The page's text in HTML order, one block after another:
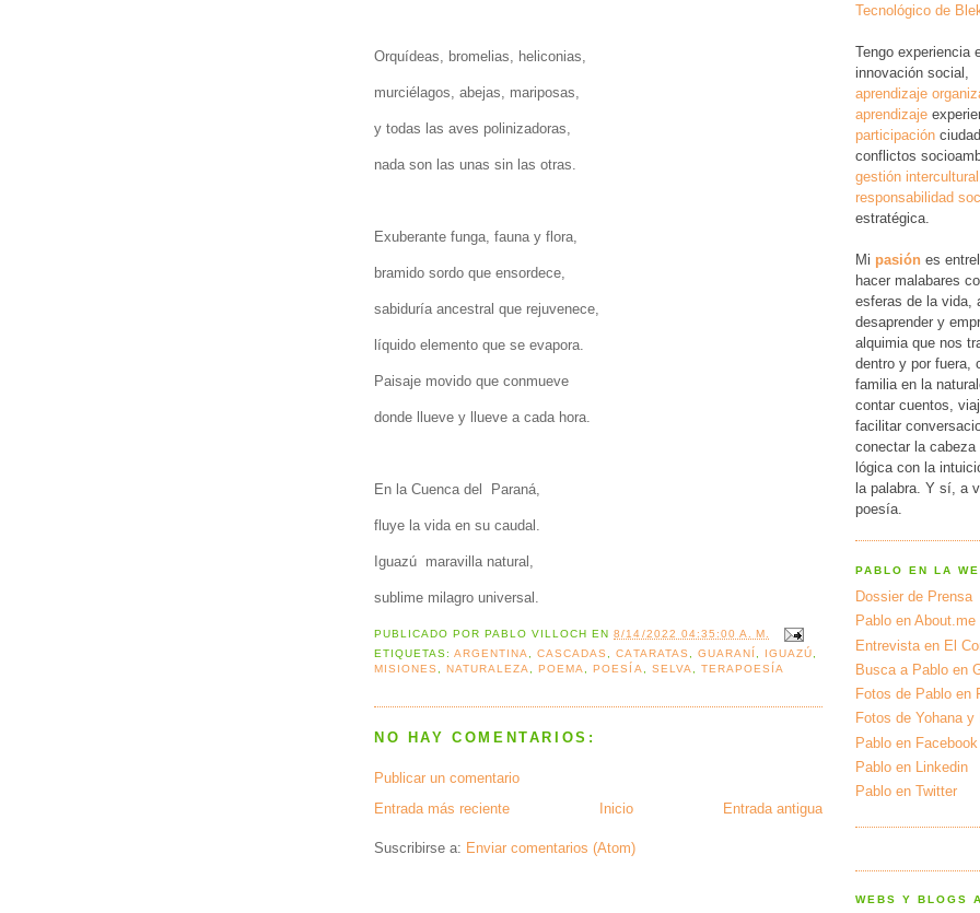
Orquídeas, bromelias, heliconias,
murciélagos, abejas, mariposas,
y todas las aves polinizadoras,
nada son las unas sin las otras.
Exuberante funga, fauna y flora,
bramido sordo que ensordece,
sabiduría ancestral que rejuvenece,
líquido elemento que se evapora.
Paisaje movido que conmueve
donde llueve y llueve a cada hora.
En la Cuenca del Paraná,
fluye la vida en su caudal.
Iguazú maravilla natural,
sublime milagro universal.
PUBLICADO PORPABLO VILLOCH EN8/14/2022 04:35:00 A. M.
ETIQUETAS:ARGENTINA ,CASCADAS ,CATARATAS GUARANÍ IGUAZÚ
MISIONES
,NATURALEZA ,POEMA ,POESÍA SELVA TERAPOESÍA
NO HAY COMENTARIOS:
Publicar un comentario
Entrada más reciente
Entrada antigua
Inicio
Suscribirse a: Enviar comentarios (Atom)
Tecnológico de
Tengo experiencia
innovación social,
aprendizaje
aprendizaje
participación
conflictos
gestión intercultural
responsabilidad
estratégica.
Mi pasión es
hacer malabares
esferas de la vida,
desaprender y
alquimia que nos
dentro y por fuera,
familia en la
contar cuentos,
facilitar
conectar la
lógica con la
la palabra. Y sí, a
poesía.
PABLO EN LA
Dossier de Prensa
Pablo en About.me
Entrevista en El
Busca a Pablo en
Fotos de Pablo en
Fotos de Yohana y
Pablo en Facebook
Pablo en Linkedin
Pablo en Twitter
WEBS Y BLOGS